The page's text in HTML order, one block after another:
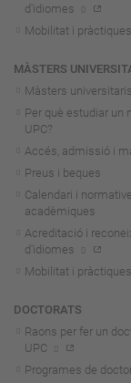
d'idiomes
Mobilitat i pràctiques
MÀSTERS
Màsters
Per què estudiar un
UPC?
Accés, admissió i
Preus i beques
Calendari i
acadèmiques
Acreditació i
d'idiomes
Mobilitat i pràctiques
DOCTORATS
Raons per fer un
UPC
Programes de